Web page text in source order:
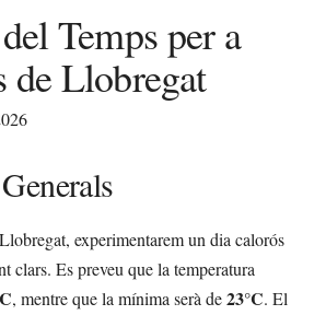
Temps per a
de Llobregat
experimentarem un dia calorós
clars. Es preveu que la temperatura
, mentre que la mínima serà de23°C. El